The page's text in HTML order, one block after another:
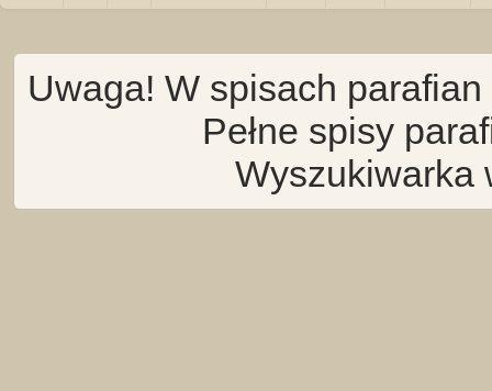
Uwaga! W spisach
Pełne spisy
Wyszukiwarka